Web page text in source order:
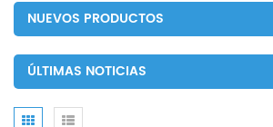
NUEVOS PRODUCTOS
ÚLTIMAS NOTICIAS